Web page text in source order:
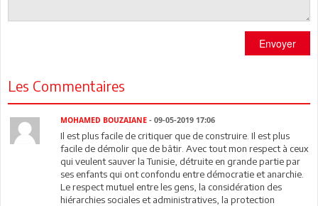
Envoyer
Les Commentaires
MOHAMED BOUZAIANE - 09-05-2019 17:06
Il est plus facile de critiquer que de construire. Il est plus
facile de démolir que de bâtir. Avec tout mon respect à ceux
qui veulent sauver la Tunisie, détruite en grande partie par
ses enfants qui ont confondu entre démocratie et anarchie.
Le respect mutuel entre les gens, la considération des
hiérarchies sociales et administratives, la protection